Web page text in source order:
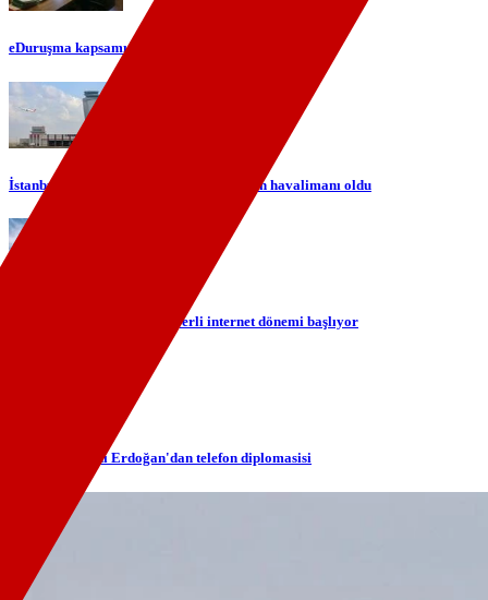
eDuruşma kapsamı genişliyor
İstanbul Havalimanı Avrupa'nın en yoğun havalimanı oldu
TÜRKSAT ile gökyüzünde yerli internet dönemi başlıyor
Cumhurbaşkanı Erdoğan'dan telefon diplomasisi